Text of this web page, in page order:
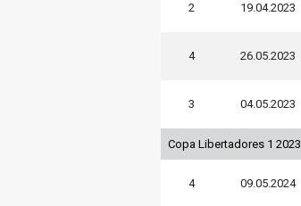
2 19.04.2023
4 26.05.2023
3 04.05.2023
Copa Libertadores 1 2023
4 09.05.2024